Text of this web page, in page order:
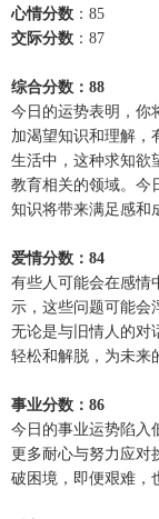
心情分数 ：85
交际分数 ：87
综合分数：88
今日的运势表明，你
加渴望知识和理解，
生活中，这种求知欲
教育相关的领域。今
知识将带来满足感和
爱情分数：84
有些人可能会在感情
示，这些问题可能会
无论是与旧情人的对
轻松和解脱，为未来
事业分数：86
今日的事业运势陷入
更多耐心与努力应对
破困境，即便艰难，